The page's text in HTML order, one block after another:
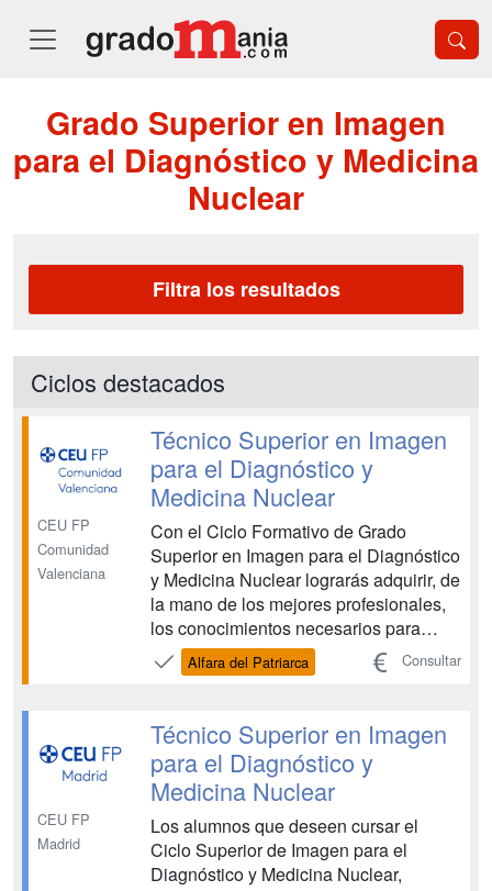
Grado Superior en Imagen
para el Diagnóstico y Medicina
Nuclear
Filtra los resultados
Ciclos destacados
CEU FP
Comunidad
Valenciana
Técnico Superior en Imagen
para el Diagnóstico y
Medicina Nuclear
Con el Ciclo Formativo de Grado
Superior en Imagen para el Diagnóstico
y Medicina Nuclear lograrás adquirir, de
la mano de los mejores profesionales,
los conocimientos necesarios para
obtener registros gráficos del cuerpo
humano utilizando equipos de
nuclear, y asistiendo al paciente
durante su estancia en la un...
Alfara del Patriarca Consultar
CEU FP
Madrid
Técnico Superior en Imagen
para el Diagnóstico y
Medicina Nuclear
Los alumnos que deseen cursar el
Ciclo Superior de Imagen para el
Diagnóstico y Medicina Nuclear,